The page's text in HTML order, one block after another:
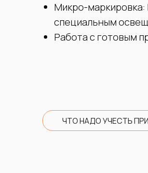
Микро-маркировка:
специальным
Работа с готовым
ЧТО НАДО УЧЕСТЬ